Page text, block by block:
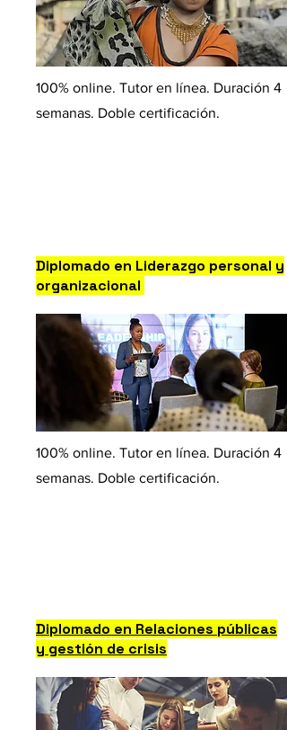
100% online. Tutor en línea. Duración 4
semanas. Doble certificación.
Diplomado en Liderazgo personal y
organizacional
100% online. Tutor en línea. Duración 4
semanas. Doble certificación.
Diplomado en Relaciones públicas
y gestión de crisis